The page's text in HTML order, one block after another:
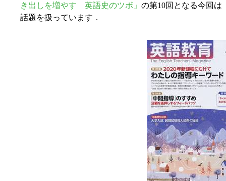
き出しを増やす 英語史のツボ」 の第10回となる今回は
話題を扱っています．